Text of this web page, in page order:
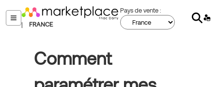
au
contenu
menu
| FRANCE
Pays de vente :
Comment